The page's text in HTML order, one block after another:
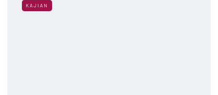
KAJIAN